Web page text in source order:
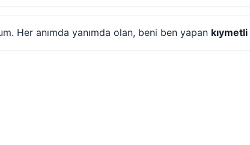
Her anımda yanımda olan, beni ben yapan kıymetli